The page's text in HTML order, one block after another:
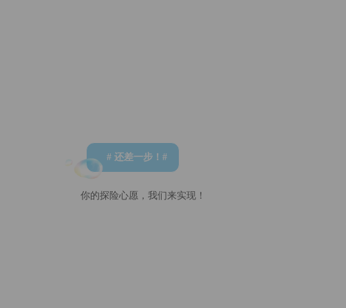
# 还差一步！#
你的探险心愿，我们来实现！